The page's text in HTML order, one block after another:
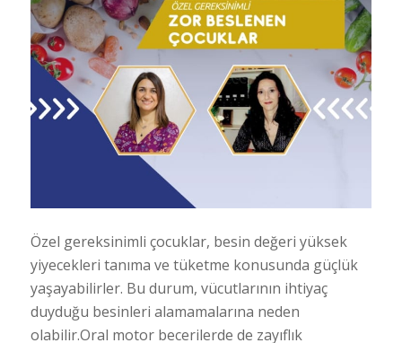
Özel gereksinimli çocuklar, besin değeri yüksek
yiyecekleri tanıma ve tüketme konusunda güçlük
yaşayabilirler. Bu durum, vücutlarının ihtiyaç
duyduğu besinleri alamamalarına neden
olabilir.Oral motor becerilerde de zayıflık